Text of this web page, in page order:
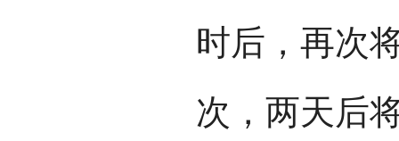
时后，再次
次，两天后